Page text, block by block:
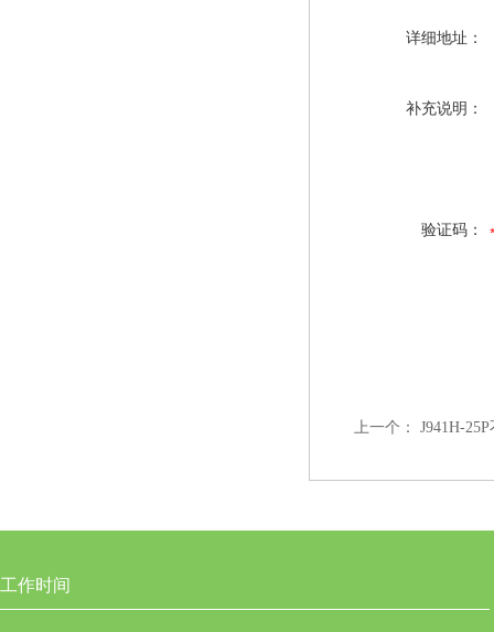
详细地址：
补充说明：
验证码：
上一个： J941H-
工作时间